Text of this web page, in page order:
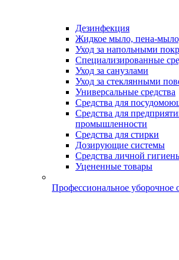
Дезинфекция
Жидкое мыло, пена-
Уход за напольными
Специализированные
Уход за санузлами
Уход за стеклянными
Универсальные средства
Средства для
Средства для
промышленности
Средства для стирки
Дозирующие системы
Средства личной
Уцененные товары
Профессиональное уборочное